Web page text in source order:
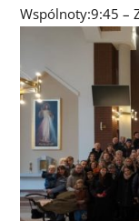
Wspólnoty:9:45 –